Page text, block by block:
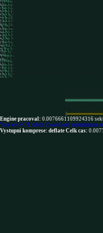
Engine pracoval: 0.0076661109924316
You are NOT robot. Download restrictions
Vystupni komprese: deflate Celk cas: